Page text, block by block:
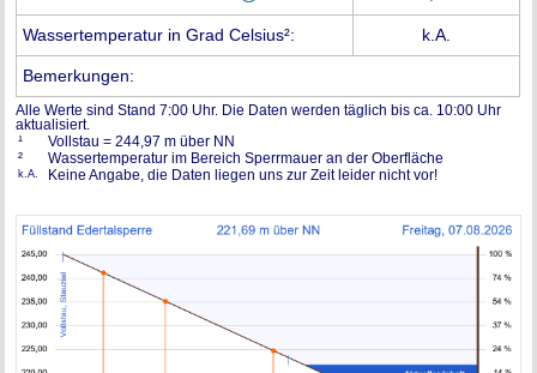
Wassertemperatur in Grad Celsius²: k.A.
Bemerkungen:
Alle Werte sind Stand 7:00 Uhr. Die Daten werden täglich bis ca. 10:00 Uhr
aktualisiert.
¹
Vollstau = 244,97 m über NN
²
Wassertemperatur im Bereich Sperrmauer an der Oberfläche
k.A. Keine Angabe, die Daten liegen uns zur Zeit leider nicht vor!